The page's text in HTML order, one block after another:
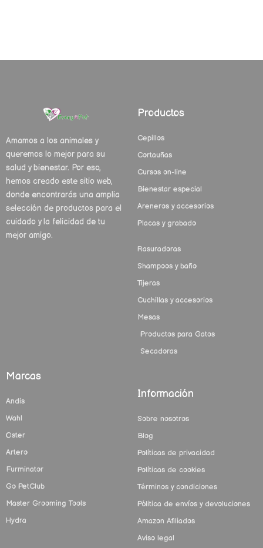
Amamos a los animales y
queremos lo mejor para su
salud y bienestar. Por eso,
hemos creado este sitio web,
donde encontrarás una amplia
selección de productos para el
cuidado y la felicidad de tu
mejor amigo.
Productos
Cepillos
Cortauñas
Cursos on-line
Bienestar especial
Areneros y accesorios
Placas y grabado
Rasuradoras
Shampoos y baño
Tijeras
Cuchillas y accesorios
Mesas
Productos para Gatos
Secadoras
Marcas
Andis
Wahl
Oster
Artero
Furminator
Go PetClub
Master Grooming Tools
Hydra
Información
Sobre nosotros
Blog
Políticas de privacidad
Políticas de cookies
Términos y condiciones
Pólitica de envíos y devoluciones
Amazon Afiliados
Aviso legal